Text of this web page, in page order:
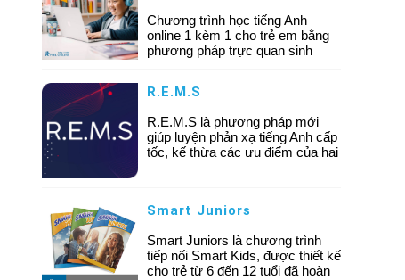
những bé muốn bắt đầu từ
những kiến thức cơ bản nhất
hoặc cảm thấy cấp độ Smart
Chương trình học tiếng Anh
online 1 kèm 1 cho trẻ em bằng
phương pháp trực quan sinh
nhanh chóng và hiệu quả chỉ sau
R.E.M.S
R.E.M.S là phương pháp mới
giúp luyện phản xạ tiếng Anh cấp
tốc, kế thừa các ưu điểm của hai
trong việc giảng dạy và đào tạo
Smart Juniors
Smart Juniors là chương trình
tiếp nối Smart Kids, được thiết kế
cho trẻ từ 6 đến 12 tuổi đã hoàn